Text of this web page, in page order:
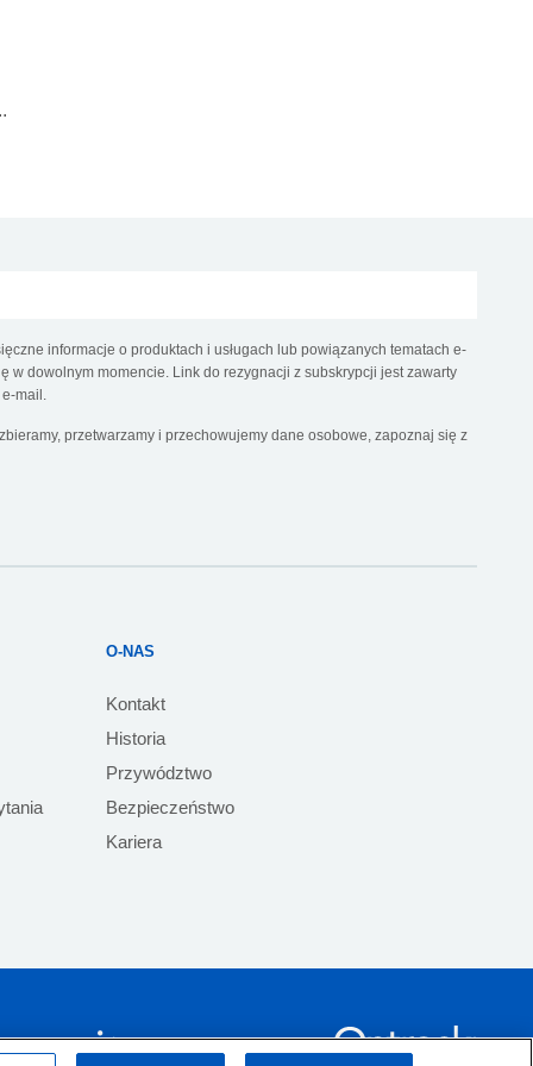
informacje o produktach i usługach lub powiązanych tematach e-
w dowolnym momencie. Link do rezygnacji z subskrypcji jest zawarty
mail.
przetwarzamy i przechowujemy dane osobowe, zapoznaj się z
O-NAS
Kontakt
Historia
Przywództwo
Bezpieczeństwo
Kariera